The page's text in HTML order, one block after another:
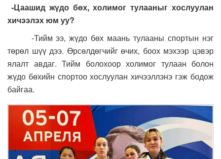
-Цаашид жүдо бөх, холимог тулааныг хослуулан
хичээлэх юм уу?
-Тийм ээ, жүдо бөх маань тулааны спортын нэг
төрөл шүү дээ. Өрсөлдөгчийг өчих, боох мэхээр цэвэр
ялалт авдаг. Тийм болохоор холимог тулаан болон
жүдо бөхийн спортоо хослуулан хичээллэнэ гэж бодож
байгаа.